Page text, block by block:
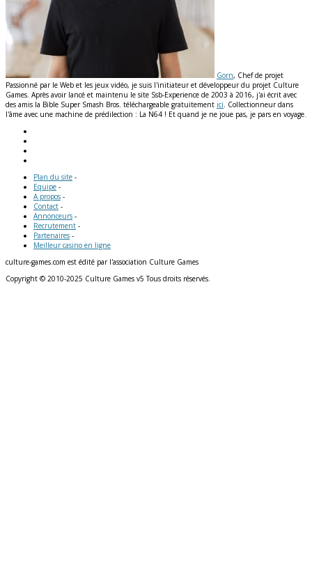
Gorn, Chef de projet
Passionné par le Web et les jeux vidéo, je suis l'initiateur et développeur du projet Culture
Games. Après avoir lancé et maintenu le site Ssb-Experience de 2003 à 2016, j'ai écrit avec
des amis la Bible Super Smash Bros. téléchargeable gratuitement ici. Collectionneur dans
l'âme avec une machine de prédilection : La N64 ! Et quand je ne joue pas, je pars en voyage.
Plan du site -
Equipe -
A propos -
Contact -
Annonceurs -
Recrutement -
Partenaires -
Meilleur casino en ligne
culture-games.com est édité par l'association Culture Games
Copyright © 2010-2025 Culture Games v5 Tous droits réservés.